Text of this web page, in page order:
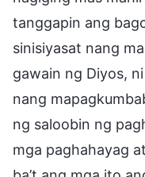
tanggapin ang
sinisiyasat nang
gawain ng Diyos,
nang
ng saloobin ng
mga paghahayag